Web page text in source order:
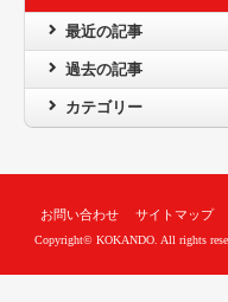
最近の記事
過去の記事
カテゴリー
お問い合わせ サイトマップ
Copyright© KOKANDO. All rights